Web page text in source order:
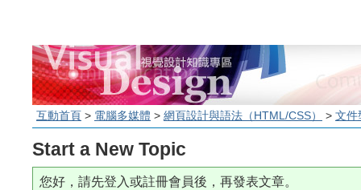
互動首頁 > 電腦多媒體 > 網頁設計與語法（HTML/CSS） > 文件
Start a New Topic
您好，請先登入或註冊會員後，再發表文章。